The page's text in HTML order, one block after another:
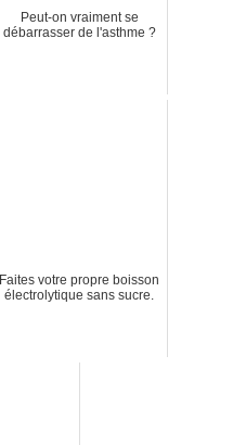
Peut-on vraiment se
débarrasser de l'asthme ?
Faites votre propre boisson
électrolytique sans sucre.